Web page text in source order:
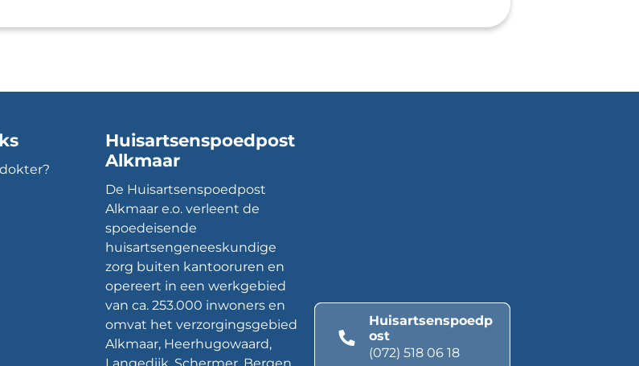
Huisartsenspoedpost
Alkmaar
De Huisartsenspoedpost
Alkmaar e.o. verleent de
spoedeisende
huisartsengeneeskundige
zorg buiten kantooruren en
opereert in een werkgebied
van ca. 253.000 inwoners en
omvat het verzorgingsgebied
Alkmaar, Heerhugowaard,
Huisartsenspoedp
ost
(072) 518 06 18